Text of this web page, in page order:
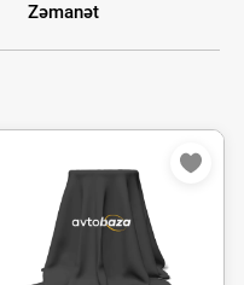
Zəmanət